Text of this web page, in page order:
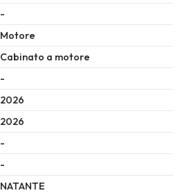
-
Motore
Cabinato a motore
-
2026
2026
-
-
NATANTE